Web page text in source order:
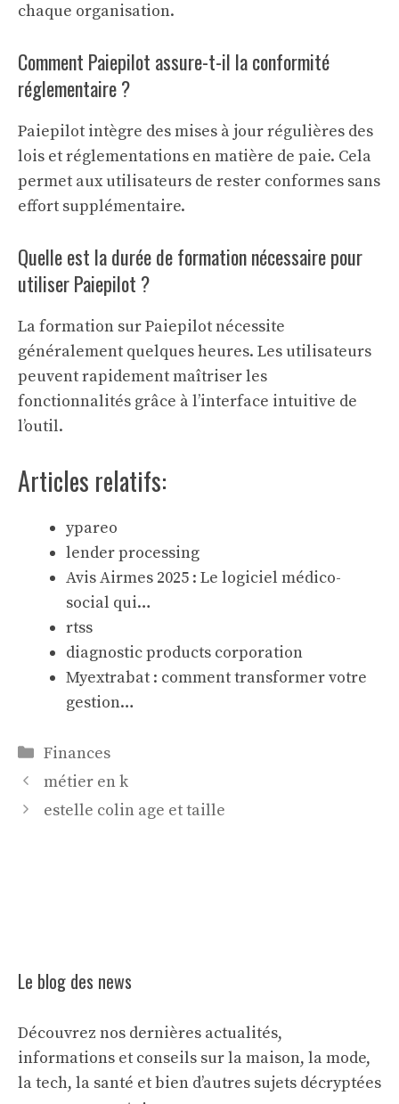
chaque organisation.
Comment Paiepilot assure-t-il la conformité
réglementaire ?
Paiepilot intègre des mises à jour régulières des
lois et réglementations en matière de paie. Cela
permet aux utilisateurs de rester conformes sans
effort supplémentaire.
Quelle est la durée de formation nécessaire pour
utiliser Paiepilot ?
La formation sur Paiepilot nécessite
généralement quelques heures. Les utilisateurs
peuvent rapidement maîtriser les
fonctionnalités grâce à l’interface intuitive de
l’outil.
Articles relatifs:
ypareo
lender processing
Avis Airmes 2025 : Le logiciel médico-
social qui…
rtss
diagnostic products corporation
Myextrabat : comment transformer votre
gestion…
Catégories
Finances
métier en k
estelle colin age et taille
Le blog des news
Découvrez nos dernières actualités,
informations et conseils sur la maison, la mode,
la tech, la santé et bien d’autres sujets décryptées